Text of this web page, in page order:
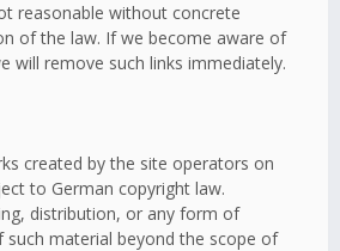
reasonable without concrete
of the law. If we become aware of
will remove such links immediately.
created by the site operators on
to German copyright law.
distribution, or any form of
material beyond the scope of